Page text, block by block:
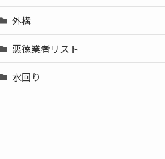
外構
悪徳業者リスト
水回り